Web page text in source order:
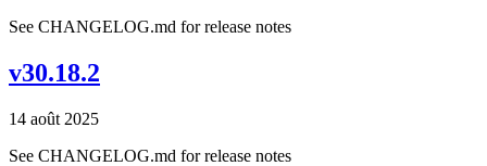
See CHANGELOG.md for release notes
v30.18.2
14 août 2025
See CHANGELOG.md for release notes